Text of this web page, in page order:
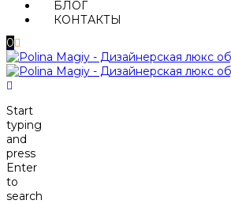
БЛОГ
КОНТАКТЫ
0
Start
typing
and
press
Enter
to
search